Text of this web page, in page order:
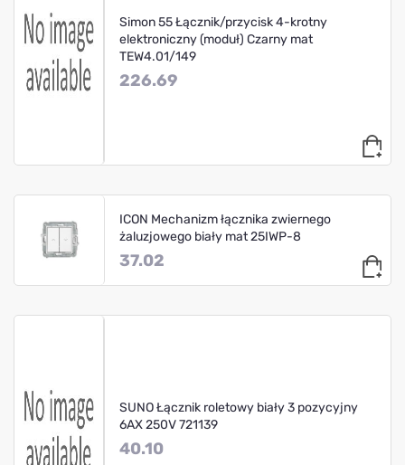
Simon 55 Łącznik/przycisk 4-krotny
elektroniczny (moduł) Czarny mat
TEW4.01/149
226.69
ICON Mechanizm łącznika zwiernego
żaluzjowego biały mat 25IWP-8
37.02
SUNO Łącznik roletowy biały 3 pozycyjny
6AX 250V 721139
40.10